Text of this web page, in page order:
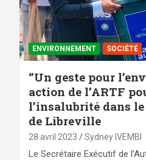
ENVIRONNEMENT SOCIÉTÉ
‘’Un geste pour
action de l’ARTF
l’insalubrité dans
de Libreville
28 avril 2023 Sydney IVEMBI
Le Secrétaire Exécutif de